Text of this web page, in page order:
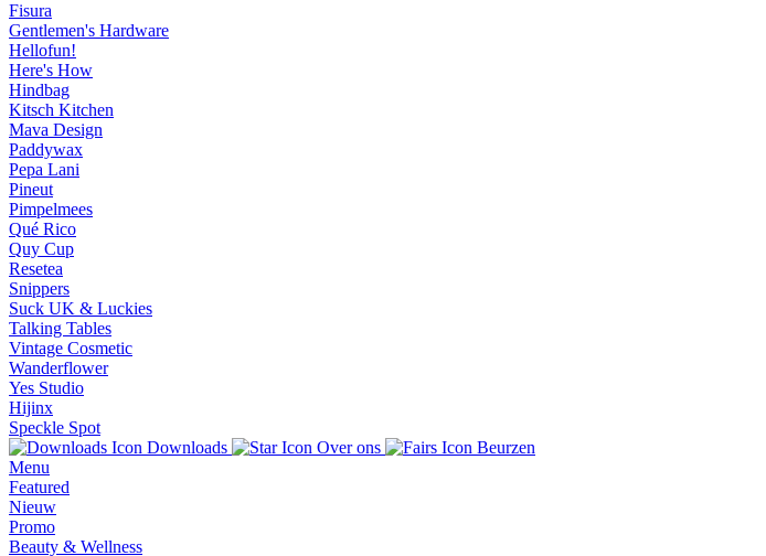
Fisura
Gentlemen's Hardware
Hellofun!
Here's How
Hindbag
Kitsch Kitchen
Mava Design
Paddywax
Pepa Lani
Pineut
Pimpelmees
Qué Rico
Quy Cup
Resetea
Snippers
Suck UK & Luckies
Talking Tables
Vintage Cosmetic
Wanderflower
Yes Studio
Hijinx
Speckle Spot
Downloads
Over ons
Beurzen
Menu
Featured
Nieuw
Promo
Beauty & Wellness